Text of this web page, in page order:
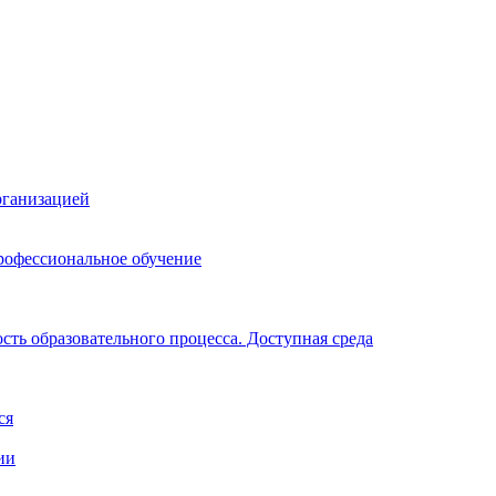
обучение
образовательного процесса. Доступная среда